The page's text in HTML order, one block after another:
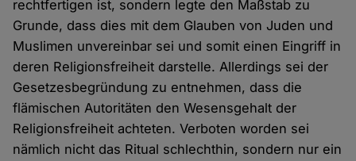
rechtfertigen ist, sondern legte den Maßstab zu
Grunde, dass dies mit dem Glauben von Juden und
Muslimen unvereinbar sei und somit einen Eingriff in
deren Religionsfreiheit darstelle. Allerdings sei der
Gesetzesbegründung zu entnehmen, dass die
flämischen Autoritäten den Wesensgehalt der
Religionsfreiheit achteten. Verboten worden sei
nämlich nicht das Ritual schlechthin, sondern nur ein